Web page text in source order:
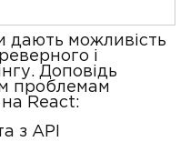
дають можливість
і
Доповідь
проблемам
на React:
з АРІ